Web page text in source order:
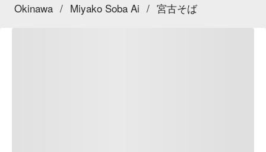
Okinawa / Miyako Soba Ai / 宮古そば